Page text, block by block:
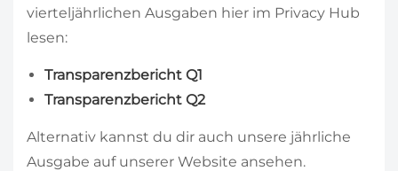
vierteljährlichen Ausgaben hier im Privacy Hub
lesen:
Transparenzbericht Q1
Transparenzbericht Q2
Alternativ kannst du dir auch unsere jährliche
Ausgabe auf unserer Website ansehen.